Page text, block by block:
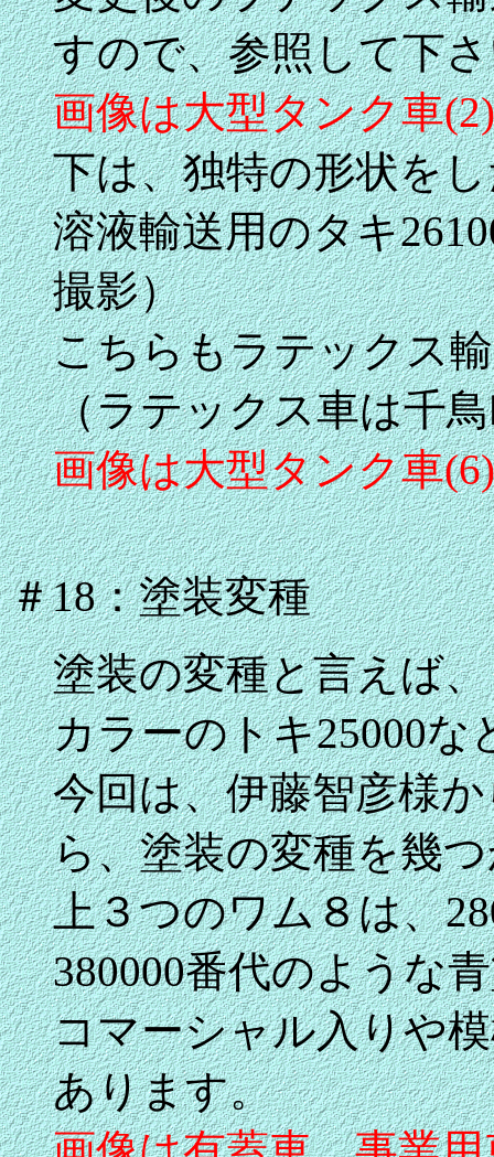
すので、参照して下
画像は大型タンク車
下は、独特の形状を
溶液輸送用のタキ
撮影）
こちらもラテックス
（ラテックス車は千
画像は大型タンク車
＃18：塗装変種
塗装の変種と言えば
カラーのトキ25000な
今回は、伊藤智彦様
ら、塗装の変種を幾
上３つのワム８は、
380000番代のような
コマーシャル入りや
あります。